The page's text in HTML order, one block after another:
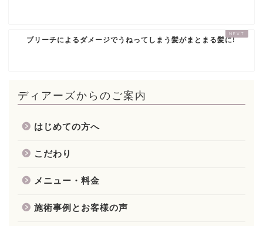
ブリーチによるダメージでうねってしまう髪がまとまる髪に!
ディアーズからのご案内
はじめての方へ
こだわり
メニュー・料金
施術事例とお客様の声